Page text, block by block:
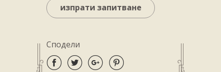
изпрати запитване
Сподели